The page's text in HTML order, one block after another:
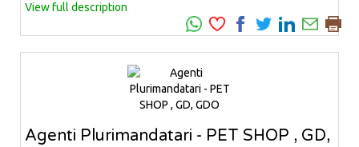
View full description
Agenti Plurimandatari - PET SHOP , GD,